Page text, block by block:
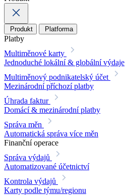
Produkt Platforma
Platby
Multiměnové karty
Jednoduché lokální & globální výdaje
Multiměnový podnikatelský účet
Mezinárodní příchozí platby
Úhrada faktur
Domácí & mezinárodní platby
Správa měn
Automatická správa více měn
Finanční operace
Správa výdajů
Automatizované účetnictví
Kontrola výdajů
Karty podle týmu/regionu